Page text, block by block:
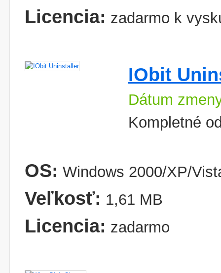
Licencia: zadarmo k
IObit
Dátum
Kompletné
OS: Windows 2000/XP/
Veľkosť: 1,61 MB
Licencia: zadarmo